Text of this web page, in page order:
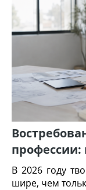
профессии:
В 2026 году
шире, чем